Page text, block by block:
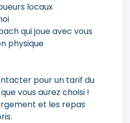
locaux
qui joue avec vous
physique
pour un tarif du
vous aurez choisi !
et les repas